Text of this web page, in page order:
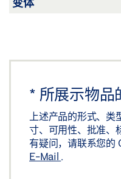
* 所展示物品
上述产品的形式、
寸、可用性、批准、
有疑问，请联系您的
E-Mail .